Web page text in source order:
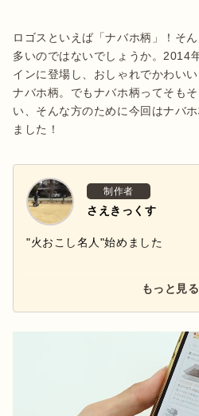
ロゴスといえば「ナバホ柄」！そ
多いのではないでしょうか。2014
インに登場し、おしゃれでかわい
ナバホ柄。でもナバホ柄ってそも
い、そんな方のために今回はナバ
ました！
制作者
さえきっくす
"火おこし名人"始めました
もっと見る